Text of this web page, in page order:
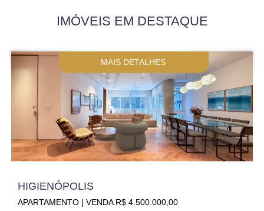
IMÓVEIS EM DESTAQUE
MAIS DETALHES
HIGIENÓPOLIS
APARTAMENTO | VENDA R$ 4.500.000,00